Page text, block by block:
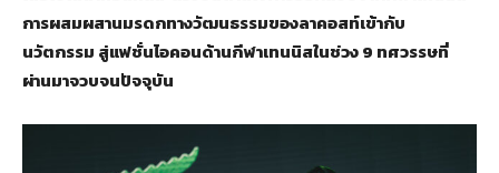
การผสมผสานมรดกทางวัฒนธรรมของลาคอสท์เข้ากับ
นวัตกรรม สู่แฟชั่นไอคอนด้านกีฬาเทนนิสในช่วง 9 ทศวรรษที่
ผ่านมาจวบจนปัจจุบัน